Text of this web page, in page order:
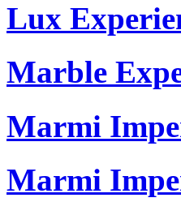
Lux
Marble
Marmi
Marmi